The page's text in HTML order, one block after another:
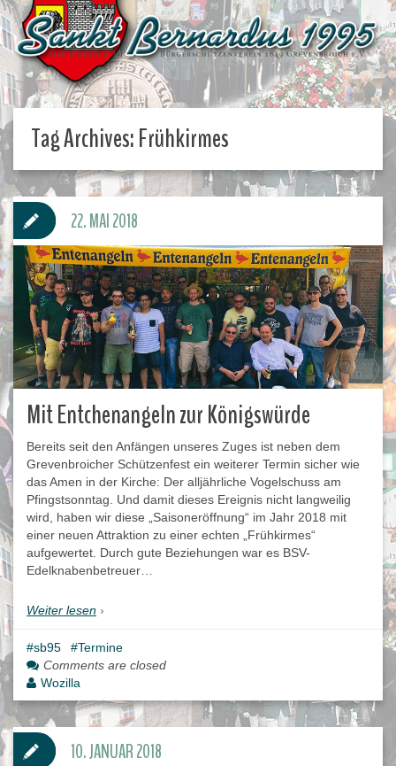
Tag Archives:Frühkirmes
Mit Entchenangeln zur Königswürde
Bereits seit den Anfängen unseres Zuges ist neben dem
Grevenbroicher Schützenfest ein weiterer Termin sicher wie
das Amen in der Kirche: Der alljährliche Vogelschuss am
Pfingstsonntag. Und damit dieses Ereignis nicht langweilig
wird, haben wir diese „Saisoneröffnung“ im Jahr 2018 mit
einer neuen Attraktion zu einer echten „Frühkirmes“
aufgewertet. Durch gute Beziehungen war es BSV-
Edelknabenbetreuer…
Weiter lesen
22. MAI 2018
sb95
Termine
Comments are closed
Wozilla
10. JANUAR 2018